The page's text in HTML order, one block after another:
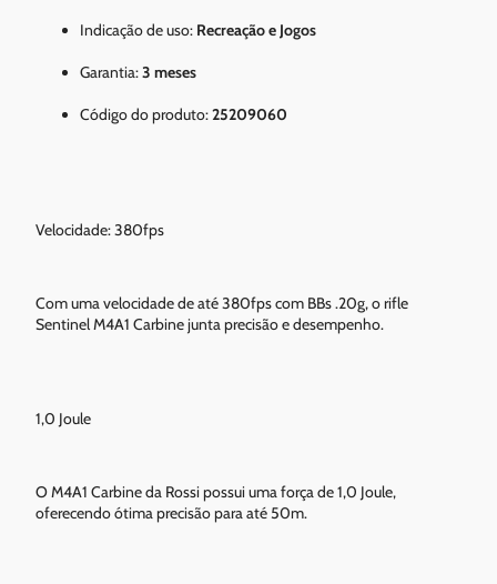
Indicação de uso: Recreação e Jogos
Garantia:3 meses
Código do produto:25209060
Velocidade: 380fps
Com uma velocidade de até 380fps com BBs .20g, o rifle
Sentinel M4A1 Carbine junta precisão e desempenho.
1,0 Joule
O M4A1 Carbine da Rossi possui uma força de 1,0 Joule,
oferecendo ótima precisão para até 50m.